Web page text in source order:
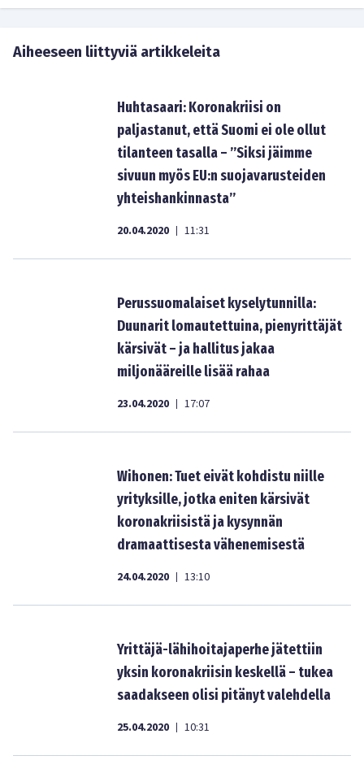
Aiheeseen liittyviä artikkeleita
Huhtasaari: Koronakriisi on
paljastanut, että Suomi ei ole ollut
tilanteen tasalla – ”Siksi jäimme
sivuun myös EU:n suojavarusteiden
yhteishankinnasta”
20.04.2020 | 11:31
Perussuomalaiset kyselytunnilla:
Duunarit lomautettuina, pienyrittäjät
kärsivät – ja hallitus jakaa
miljonääreille lisää rahaa
23.04.2020 | 17:07
Wihonen: Tuet eivät kohdistu niille
yrityksille, jotka eniten kärsivät
koronakriisistä ja kysynnän
dramaattisesta vähenemisestä
24.04.2020 | 13:10
Yrittäjä-lähihoitajaperhe jätettiin
yksin koronakriisin keskellä – tukea
saadakseen olisi pitänyt valehdella
25.04.2020 | 10:31